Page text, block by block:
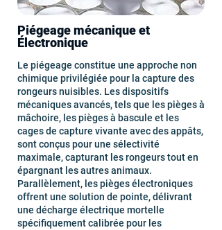
Piégeage mécanique et
Électronique
Le piégeage constitue une approche non
chimique privilégiée pour la capture des
rongeurs nuisibles. Les dispositifs
mécaniques avancés, tels que les pièges à
mâchoire, les pièges à bascule et les
cages de capture vivante avec des appâts,
sont conçus pour une sélectivité
maximale, capturant les rongeurs tout en
épargnant les autres animaux.
Parallèlement, les pièges électroniques
offrent une solution de pointe, délivrant
une décharge électrique mortelle
spécifiquement calibrée pour les